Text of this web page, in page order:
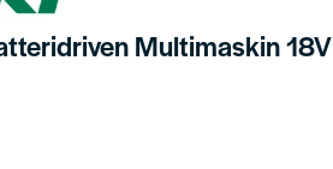
Multimaskin 18V